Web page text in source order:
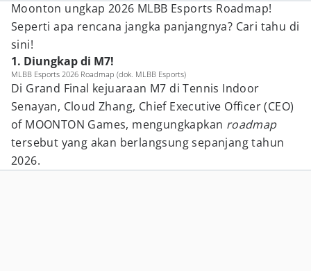
Moonton ungkap 2026 MLBB Esports Roadmap!
Seperti apa rencana jangka panjangnya? Cari tahu di
sini!
1. Diungkap di M7!
MLBB Esports 2026 Roadmap (dok. MLBB Esports)
Di Grand Final kejuaraan M7 di Tennis Indoor
Senayan, Cloud Zhang, Chief Executive Officer (CEO)
of MOONTON Games, mengungkapkan roadmap
tersebut yang akan berlangsung sepanjang tahun
2026.